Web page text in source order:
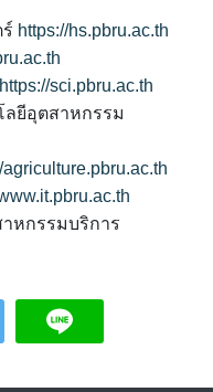
https://hs.pbru.ac.th
https://sci.pbru.ac.th
ยีอุตสาหกรรม
agriculture.pbru.ac.th
หกรรมบริการ